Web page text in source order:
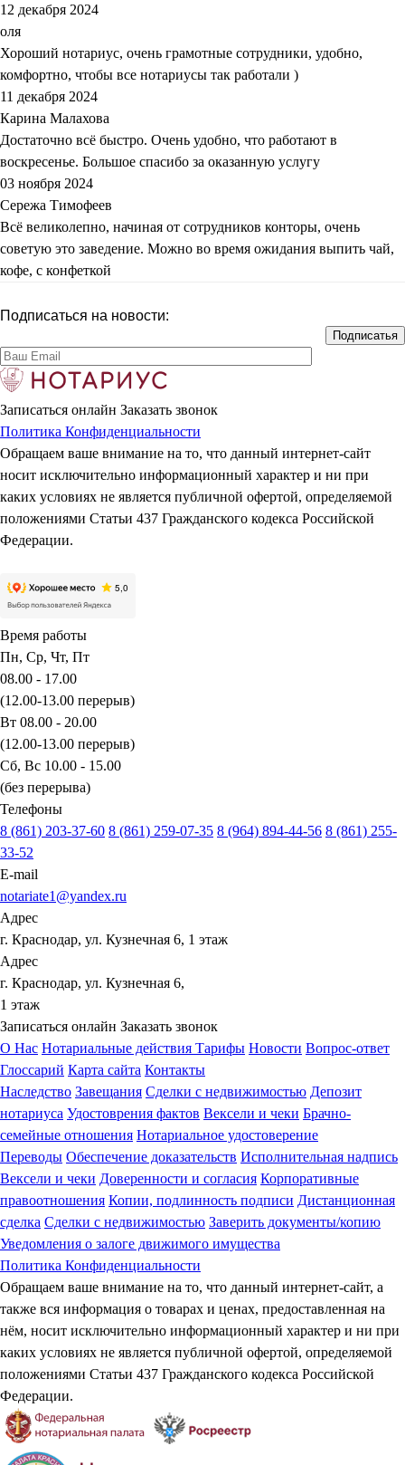
12 декабря 2024
оля
Хороший нотариус, очень грамотные сотрудники, удобно,
комфортно, чтобы все нотариусы так работали )
11 декабря 2024
Карина Малахова
Достаточно всё быстро. Очень удобно, что работают в
воскресенье. Большое спасибо за оказанную услугу
03 ноября 2024
Сережа Тимофеев
Всё великолепно, начиная от сотрудников конторы, очень
советую это заведение. Можно во время ожидания выпить чай,
кофе, с конфеткой
Подписаться на новости:
Записаться онлайн Заказать звонок
Политика Конфиденциальности
Обращаем ваше внимание на то, что данный интернет-сайт
носит исключительно информационный характер и ни при
каких условиях не является публичной офертой, определяемой
положениями Статьи 437 Гражданского кодекса Российской
Федерации.
Время работы
Пн, Ср, Чт, Пт
08.00 - 17.00
(12.00-13.00 перерыв)
Вт 08.00 - 20.00
(12.00-13.00 перерыв)
Сб, Вс 10.00 - 15.00
(без перерыва)
Телефоны
8 (861) 203-37-60 8 (861) 259-07-35 8 (964) 894-44-56 8 (861) 255-
33-52
E-mail
notariate1@yandex.ru
Адрес
г. Краснодар, ул. Кузнечная 6, 1 этаж
Адрес
г. Краснодар, ул. Кузнечная 6,
1 этаж
Записаться онлайн Заказать звонок
О Нас Нотариальные действия Тарифы Новости Вопрос-ответ
Глоссарий Карта сайта Контакты
Наследство Завещания Сделки с недвижимостью Депозит
нотариуса Удостоврения фактов Вексели и чеки Брачно-
семейные отношения Нотариальное удостоверение
Переводы Обеспечение доказательств Исполнительная надпись
Вексели и чеки Доверенности и согласия Корпоративные
правоотношения Копии, подлинность подписи Дистанционная
сделка Сделки с недвижимостью Заверить документы/копию
Уведомления о залоге движимого имущества
Политика Конфиденциальности
Обращаем ваше внимание на то, что данный интернет-сайт, а
также вся информация о товарах и ценах, предоставленная на
нём, носит исключительно информационный характер и ни при
каких условиях не является публичной офертой, определяемой
положениями Статьи 437 Гражданского кодекса Российской
Федерации.